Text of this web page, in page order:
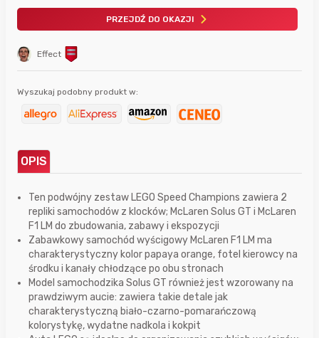
Effect
PRZEJDŹ DO OKAZJI
Wyszukaj podobny produkt w:
OPIS
Ten podwójny zestaw LEGO Speed Champions zawiera 2
repliki samochodów z klocków; McLaren Solus GT i McLaren
F1 LM do zbudowania, zabawy i ekspozycji
Zabawkowy samochód wyścigowy McLaren F1 LM ma
charakterystyczny kolor papaya orange, fotel kierowcy na
środku i kanały chłodzące po obu stronach
Model samochodzika Solus GT również jest wzorowany na
prawdziwym aucie: zawiera takie detale jak
charakterystyczną biało-czarno-pomarańczową
kolorystykę, wydatne nadkola i kokpit